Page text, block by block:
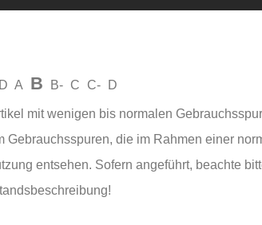
A B B- C C- D
mit wenigen bis normalen
Gebrauchsspuren, die im Rahmen einer
entsehen. Sofern angeführt, beachte